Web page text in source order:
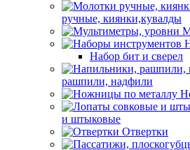
ручные, киянки,кувалды
Набор бит и сверел
рашпили, надфили
и штыковые
Отвертки